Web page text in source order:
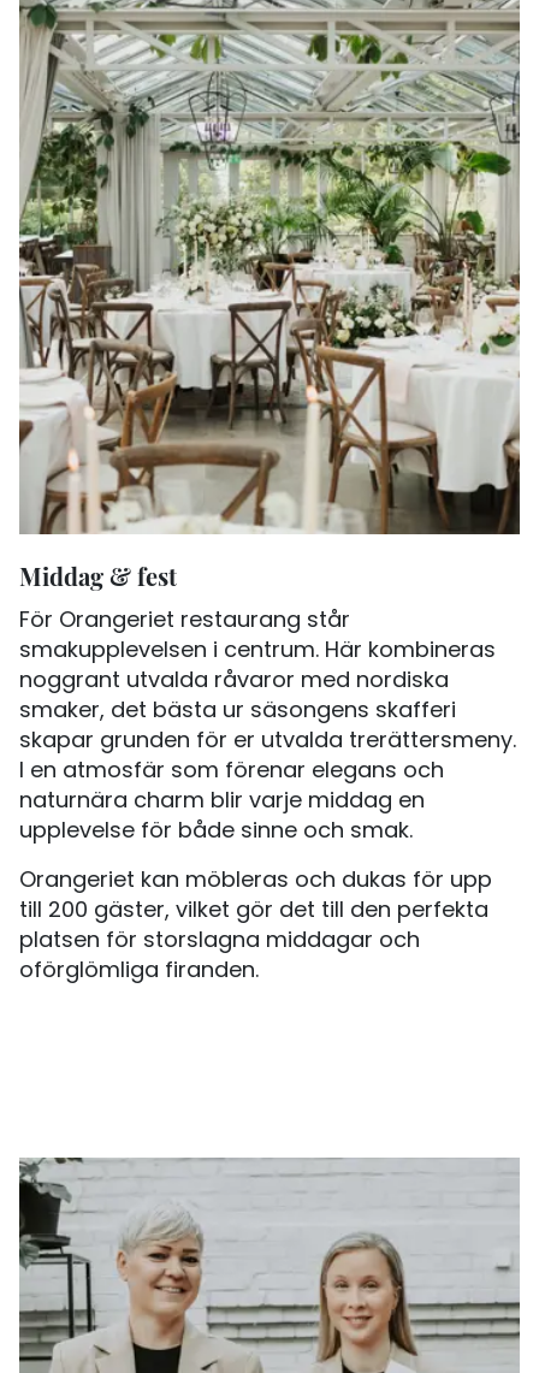
Middag & fest
För Orangeriet restaurang står
smakupplevelsen i centrum. Här kombineras
noggrant utvalda råvaror med nordiska
smaker, det bästa ur säsongens skafferi
skapar grunden för er utvalda trerättersmeny.
I en atmosfär som förenar elegans och
naturnära charm blir varje middag en
upplevelse för både sinne och smak.
Orangeriet kan möbleras och dukas för upp
till 200 gäster, vilket gör det till den perfekta
platsen för storslagna middagar och
oförglömliga firanden.